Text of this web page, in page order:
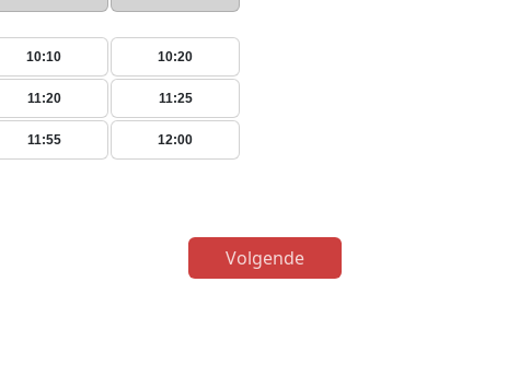
10:10 10:20
11:20 11:25
11:55 12:00
Volgende